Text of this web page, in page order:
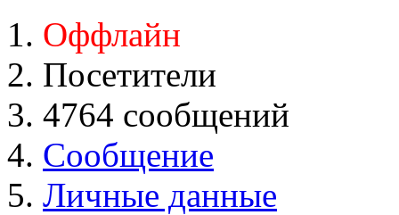
Оффлайн
Посетители
4764 сообщений
Сообщение
Личные данные